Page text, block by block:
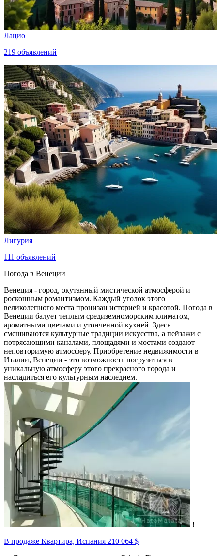
Лацио
219 объявлений
Лигурия
111 объявлений
Погода в Венеции
Венеция - город, окутанный мистической атмосферой и
роскошным романтизмом. Каждый уголок этого
великолепного места пронизан историей и красотой. Погода в
Венеции балует теплым средиземноморским климатом,
ароматными цветами и утонченной кухней. Здесь
смешиваются культурные традиции искусства, а пейзажи с
потрясающими каналами, площадями и мостами создают
неповторимую атмосферу. Приобретение недвижимости в
Италии, Венеции - это возможность погрузиться в
уникальную атмосферу этого прекрасного города и
насладиться его культурным наследием.
!
В продаже Квартира, Испания 210 064 $